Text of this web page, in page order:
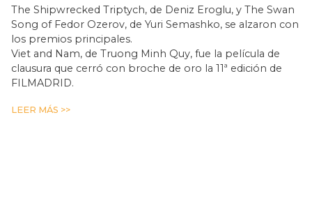
The Shipwrecked Triptych, de Deniz Eroglu, y The Swan
Song of Fedor Ozerov, de Yuri Semashko, se alzaron con
los premios principales.
Viet and Nam, de Truong Minh Quy, fue la película de
clausura que cerró con broche de oro la 11ª edición de
FILMADRID.
LEER MÁS >>